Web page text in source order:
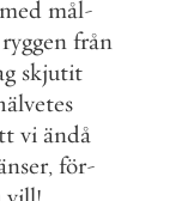
med mål-
ryggen från
skjutit
vi ändå
, för-